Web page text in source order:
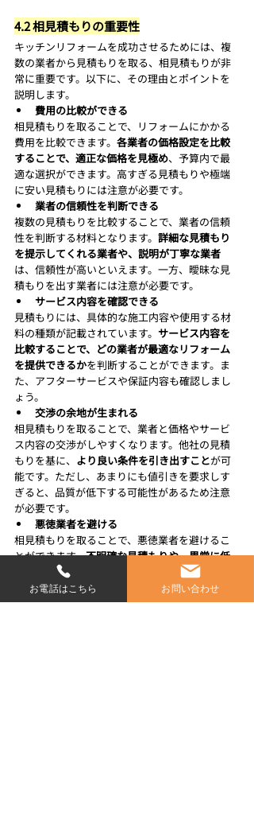
4.2 相見積もりの重要性
キッチンリフォームを成功させるためには、複
数の業者から見積もりを取る、相見積もりが非
常に重要です。以下に、その理由とポイントを
説明します。
費用の比較ができる
相見積もりを取ることで、リフォームにかかる
費用を比較できます。 各業者の価格設定を比較
することで、適正な価格を見極め、予算内で最
適な選択ができます。高すぎる見積もりや極端
に安い見積もりには注意が必要です。
業者の信頼性を判断できる
複数の見積もりを比較することで、業者の信頼
性を判断する材料となります。 詳細な見積もり
を提示してくれる業者や、説明が丁寧な業者
は、信頼性が高いといえます。一方、曖昧な見
積もりを出す業者には注意が必要です。
サービス内容を確認できる
見積もりには、具体的な施工内容や使用する材
料の種類が記載されています。 サービス内容を
比較することで、どの業者が最適なリフォーム
を提供できるかを判断することができます。ま
た、アフターサービスや保証内容も確認しまし
ょう。
交渉の余地が生まれる
相見積もりを取ることで、業者と価格やサービ
ス内容の交渉がしやすくなります。他社の見積
もりを基に、 より良い条件を引き出すことが可
能です。ただし、あまりにも値引きを要求しす
ぎると、品質が低下する可能性があるため注意
が必要です。
悪徳業者を避ける
相見積もりを取ることで、悪徳業者を避けるこ
とができます。不明確な見積もりや、異常に低
価格を提示する業者
には注意が必要です。複数
の業者から見積もりを取ることで、信頼できる
業者を選ぶ手助けとなります。
お電話はこちら お問い合わせ